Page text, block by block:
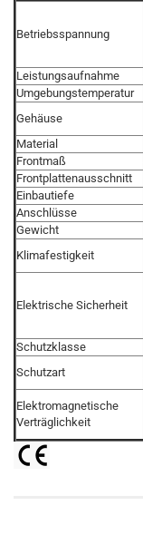
Betriebsspannung
Leistungsaufnahme
Umgebungstemperatur
Gehäuse
Material
Frontmaß
Frontplattenausschnitt
Einbautiefe
Anschlüsse
Gewicht
Klimafestigkeit
Elektrische Sicherheit
Schutzklasse
Schutzart
Elektromagnetische
Verträglichkeit